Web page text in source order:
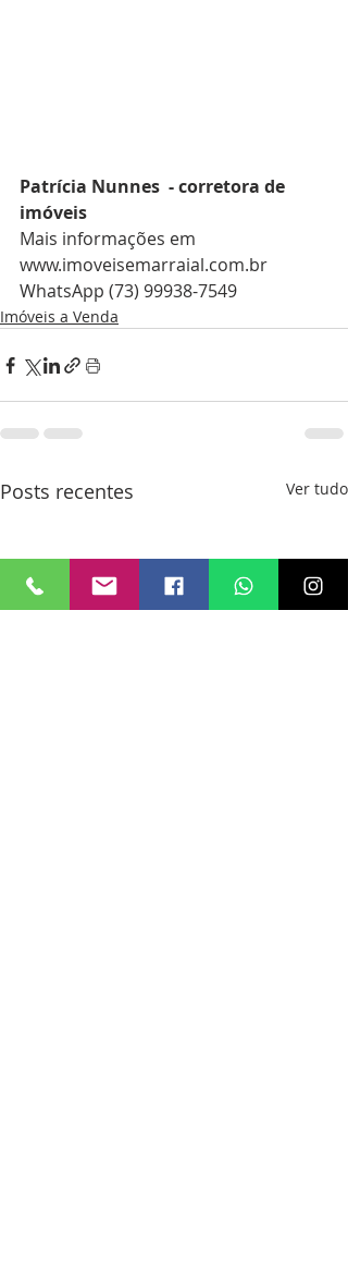
Patrícia Nunnes  - corretora de
imóveis
Mais informações em
www.imoveisemarraial.com.br
WhatsApp (73) 99938-7549
Imóveis a Venda
Posts recentes Ver tudo